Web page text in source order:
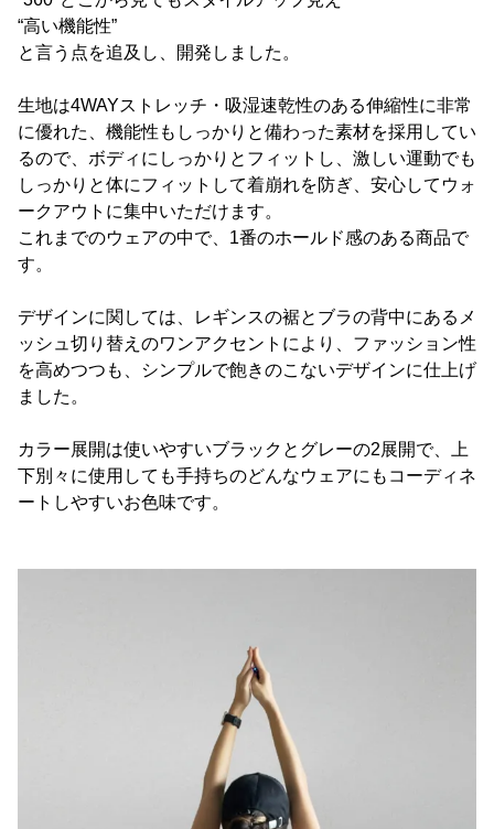
“高い機能性”
と言う点を追及し、開発しました。
生地は4WAYストレッチ・吸湿速乾性のある伸縮性に非常
に優れた、機能性もしっかりと備わった素材を採用してい
るので、ボディにしっかりとフィットし、激しい運動でも
しっかりと体にフィットして着崩れを防ぎ、安心してウォ
ークアウトに集中いただけます。
これまでのウェアの中で、1番のホールド感のある商品で
す。
デザインに関しては、レギンスの裾とブラの背中にあるメ
ッシュ切り替えのワンアクセントにより、ファッション性
を高めつつも、シンプルで飽きのこないデザインに仕上げ
ました。
カラー展開は使いやすいブラックとグレーの2展開で、上
下別々に使用しても手持ちのどんなウェアにもコーディネ
ートしやすいお色味です。